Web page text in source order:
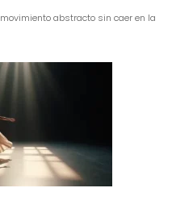
abstracto sin caer en la